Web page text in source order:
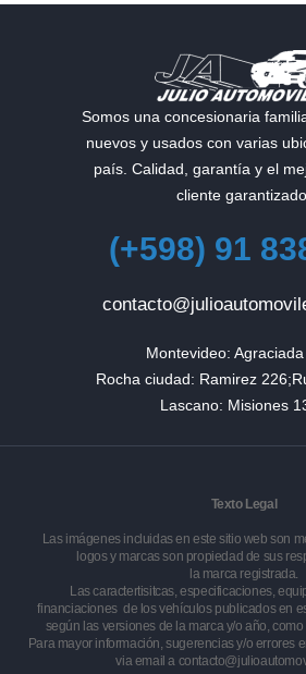
Somos una concesionaria
nuevos y usados con varias
país. Calidad, garantía y el
cliente garantizado.
(+598) 91
Montevideo:
Rocha ciudad: Ramirez
Lascano: Misiones
Texto Legal
Las imágenes incluidas en este sitio web son
logos y marcas son propiedad de sus
la marca registrada.
Las caractertisitcas, especificaciones,
financiaciones de los vehículos publicados en
según las versiones de la marca y/o año,
Para mayor información, sugerencias y/o errores
via email a